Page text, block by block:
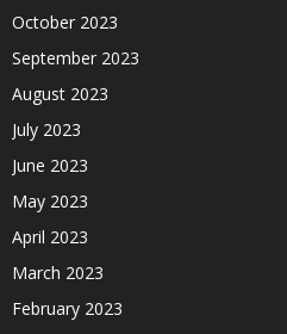
October 2023
September 2023
August 2023
July 2023
June 2023
May 2023
April 2023
March 2023
February 2023